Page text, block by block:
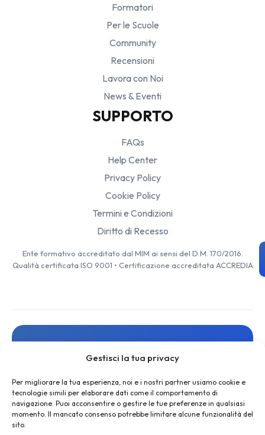
Gestisci la tua privacy
Per migliorare la tua esperienza, noi e i nostri partner usiamo cookie e
tecnologie simili per elaborare dati come il comportamento di
navigazione. Puoi acconsentire o gestire le tue preferenze in qualsiasi
momento. Il mancato consenso potrebbe limitare alcune funzionalità del
sito.
Formatori
Per le Scuole
Community
Recensioni
Lavora con Noi
News & Eventi
SUPPORTO
FAQs
Help Center
Privacy Policy
Cookie Policy
Termini e Condizioni
Diritto di Recesso
Ente formativo accreditato dal MIM ai sensi del D.M. 170/2016.
Qualità certificata ISO 9001 • Certificazione accreditata ACCREDIA
Resta aggiornato
e offerte esclusive